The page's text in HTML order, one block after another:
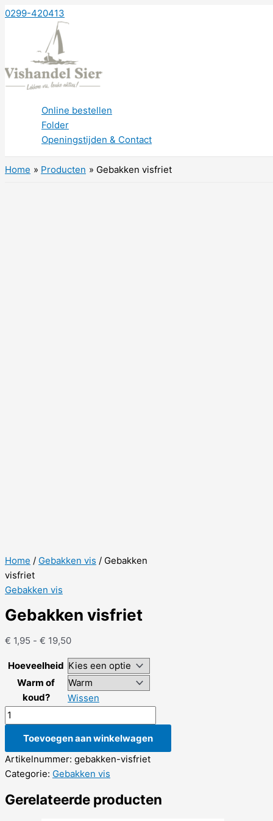
Ga
0299-420413
Online bestellen
Folder
Openingstijden & Contact
Home Producten Gebakken visfriet
Home / Gebakken vis / Gebakken
visfriet
Gebakken vis
Gebakken visfriet
€ 1,95 - € 19,50Prijsklasse:
tot
€ 19,50
Hoeveelheid
Warm of
koud?
Wissen
Gebakken
visfriet
aantalToevoegen aan winkelwagen
Artikelnummer: gebakken-visfriet
Categorie: Gebakken vis
Gerelateerde producten